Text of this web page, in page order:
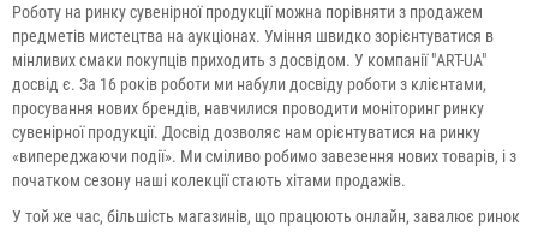
Роботу на ринку сувенірної продукції можна порівняти з продажем
предметів мистецтва на аукціонах. Уміння швидко зорієнтуватися в
мінливих смаки покупців приходить з досвідом. У компанії "ART-UA"
досвід є. За 16 років роботи ми набули досвіду роботи з клієнтами,
просування нових брендів, навчилися проводити моніторинг ринку
сувенірної продукції. Досвід дозволяє нам орієнтуватися на ринку
«випереджаючи події». Ми сміливо робимо завезення нових товарів, і з
початком сезону наші колекції стають хітами продажів.
У той же час, більшість магазинів, що працюють онлайн, завалює ринок